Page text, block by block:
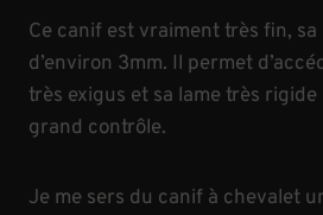
Ce canif est vraiment très fin,
d’environ 3mm. Il permet
très exigus et sa lame très
grand contrôle.
Je me sers du canif à chevalet